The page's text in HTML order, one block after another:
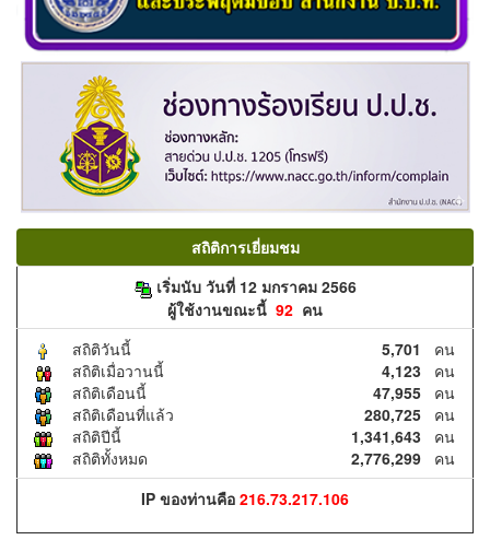
สถิติการเยี่ยมชม
เริ่มนับ วันที่ 12 มกราคม 2566
ผู้ใช้งานขณะนี้ 92 คน
สถิติวันนี้
5,701 คน
สถิติเมื่อวานนี้
4,123 คน
สถิติเดือนนี้
47,955 คน
สถิติเดือนที่แล้ว
280,725 คน
สถิติปีนี้
1,341,643 คน
สถิติทั้งหมด
2,776,299 คน
IP ของท่านคือ 216.73.217.106